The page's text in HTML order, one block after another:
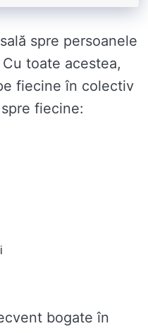
spre persoanele
toate acestea,
fiecine în colectiv
fiecine:
bogate în